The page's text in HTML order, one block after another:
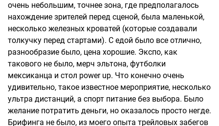
очень небольшим, точнее зона, где предполагалось
нахождение зрителей перед сценой, была маленькой,
несколько железных кроватей (которые создавали
толкучку перед стартами). С едой было все отлично,
разнообразие было, цена хорошие. Экспо, как
такового не было, мерч эльтона, футболки
мексиканца и стол power up. Что конечно очень
удивительно, такое известное мероприятие, несколько
ультра дистанций, а спорт питание без выбора. Было
желание потратить деньги, но оказалось просто негде.
Брифинга не было, из моего опыта трейловых забегов